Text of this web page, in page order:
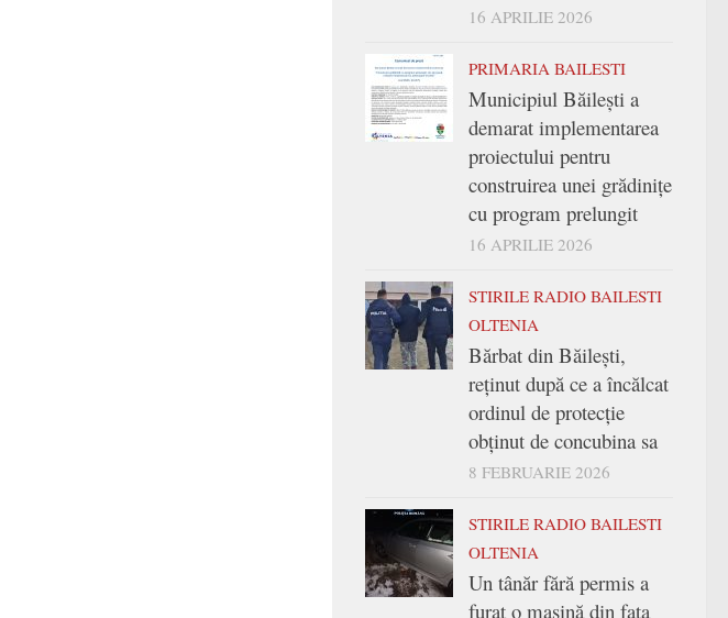
16 APRILIE 2026
PRIMARIA BAILESTI
Municipiul Băilești a
demarat implementarea
proiectului pentru
construirea unei grădinițe
cu program prelungit
16 APRILIE 2026
STIRILE RADIO BAILESTI
OLTENIA
Bărbat din Băilești,
reținut după ce a încălcat
ordinul de protecție
obținut de concubina sa
8 FEBRUARIE 2026
STIRILE RADIO BAILESTI
OLTENIA
Un tânăr fără permis a
furat o mașină din fața